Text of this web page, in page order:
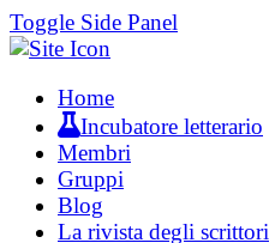
Toggle Side Panel
Home
Incubatore letterario
Membri
Gruppi
Blog
La rivista degli scrittori